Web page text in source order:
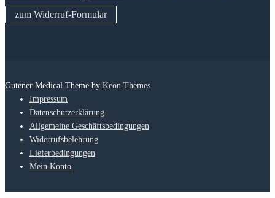
zum Widerruf-Formular
Gutener Medical Theme by Keon Themes
Impressum
Datenschutzerklärung
Allgemeine Geschäftsbedingungen
Widerrufsbelehrung
Lieferbedingungen
Mein Konto